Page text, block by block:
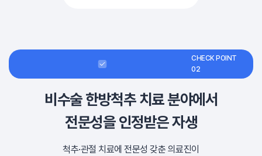
CHECK POINT
02
비수술 한방척추 치료 분야에서
전문성을 인정받은 자생
척추·관절 치료에 전문성 갖춘 의료진이